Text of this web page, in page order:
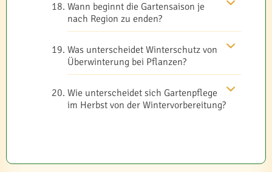
Wann beginnt die Gartensaison je
nach Region zu enden?
Was unterscheidet Winterschutz von
Überwinterung bei Pflanzen?
Wie unterscheidet sich Gartenpflege
im Herbst von der Wintervorbereitung?